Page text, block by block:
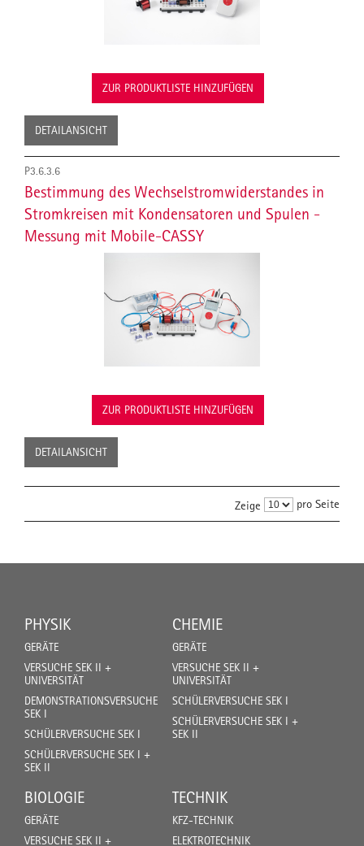
ZUR PRODUKTLISTE HINZUFÜGEN
DETAILANSICHT
P3.6.3.6
Bestimmung des Wechselstromwiderstandes in
Stromkreisen mit Kondensatoren und Spulen -
Messung mit Mobile-CASSY
ZUR PRODUKTLISTE HINZUFÜGEN
DETAILANSICHT
Zeige pro Seite
PHYSIK
GERÄTE
VERSUCHE SEK II +
UNIVERSITÄT
DEMONSTRATIONSVERSUCHE
SEK I
SCHÜLERVERSUCHE SEK I
SCHÜLERVERSUCHE SEK I +
SEK II
CHEMIE
GERÄTE
VERSUCHE SEK II +
UNIVERSITÄT
SCHÜLERVERSUCHE SEK I
SCHÜLERVERSUCHE SEK I +
SEK II
BIOLOGIE
GERÄTE
VERSUCHE SEK II +
TECHNIK
KFZ-TECHNIK
ELEKTROTECHNIK